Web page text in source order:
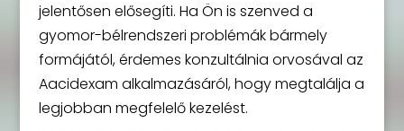
jelentősen elősegíti. Ha Ön is szenved a
gyomor-bélrendszeri problémák bármely
formájától, érdemes konzultálnia orvosával az
Aacidexam alkalmazásáról, hogy megtalálja a
legjobban megfelelő kezelést.